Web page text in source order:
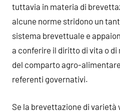
tuttavia in materia di
alcune norme stridono un
sistema brevettuale e
a conferire il diritto di vita o
del comparto agro-
referenti governativi.
Se la brevettazione di varietà